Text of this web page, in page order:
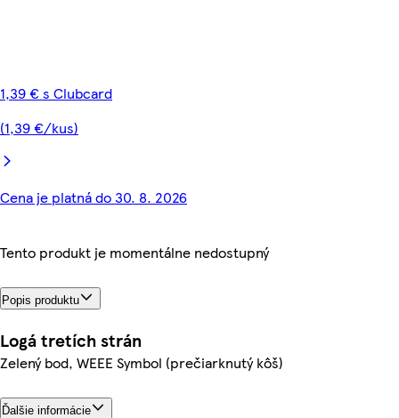
1,39 € s Clubcard
(1,39 €/kus)
Cena je platná do 30. 8. 2026
Tento produkt je momentálne nedostupný
Popis produktu
Logá tretích strán
Zelený bod, WEEE Symbol (prečiarknutý kôš)
Ďalšie informácie